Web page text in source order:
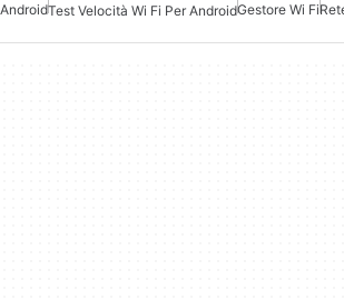
AndroidTest Velocità Wi Fi Per AndroidGestore Wi Fi